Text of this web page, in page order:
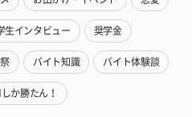
生インタビュー 奨学金
バイト知識 バイト体験談
か勝たん！